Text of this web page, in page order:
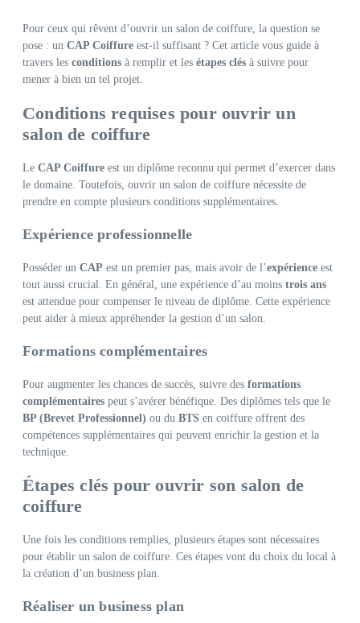
Pour ceux qui rêvent d’ouvrir un salon de coiffure, la question se
pose : un CAP Coiffure est-il suffisant ? Cet article vous guide à
travers les conditions à remplir et les étapes clés à suivre pour
mener à bien un tel projet.
Conditions requises pour ouvrir un
salon de coiffure
Le CAP Coiffure est un diplôme reconnu qui permet d’exercer dans
le domaine. Toutefois, ouvrir un salon de coiffure nécessite de
prendre en compte plusieurs conditions supplémentaires.
Expérience professionnelle
Posséder un CAP est un premier pas, mais avoir de l’expérience est
tout aussi crucial. En général, une expérience d’au moins trois ans
est attendue pour compenser le niveau de diplôme. Cette expérience
peut aider à mieux appréhender la gestion d’un salon.
Formations complémentaires
Pour augmenter les chances de succès, suivre des formations
complémentaires peut s’avérer bénéfique. Des diplômes tels que le
BP (Brevet Professionnel) ou du BTS en coiffure offrent des
compétences supplémentaires qui peuvent enrichir la gestion et la
technique.
Étapes clés pour ouvrir son salon de
coiffure
Une fois les conditions remplies, plusieurs étapes sont nécessaires
pour établir un salon de coiffure. Ces étapes vont du choix du local à
la création d’un business plan.
Réaliser un business plan